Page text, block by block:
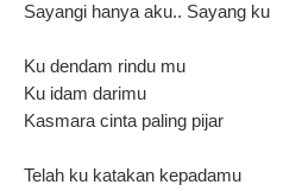
Sayangi hanya aku.. Sayang ku
Ku dendam rindu mu
Ku idam darimu
Kasmara cinta paling pijar
Telah ku katakan kepadamu